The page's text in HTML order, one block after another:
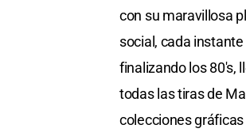
con su maravillosa
social, cada
finalizando los 80's,
todas las tiras de
colecciones